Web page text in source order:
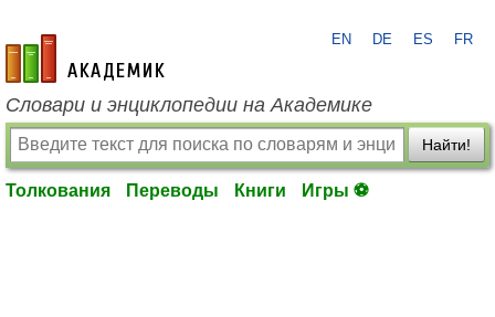
academic.ru
EN DE ES FR
Словари и энциклопедии на Академике
Найти!
Толкования Переводы Книги Игры ⚽